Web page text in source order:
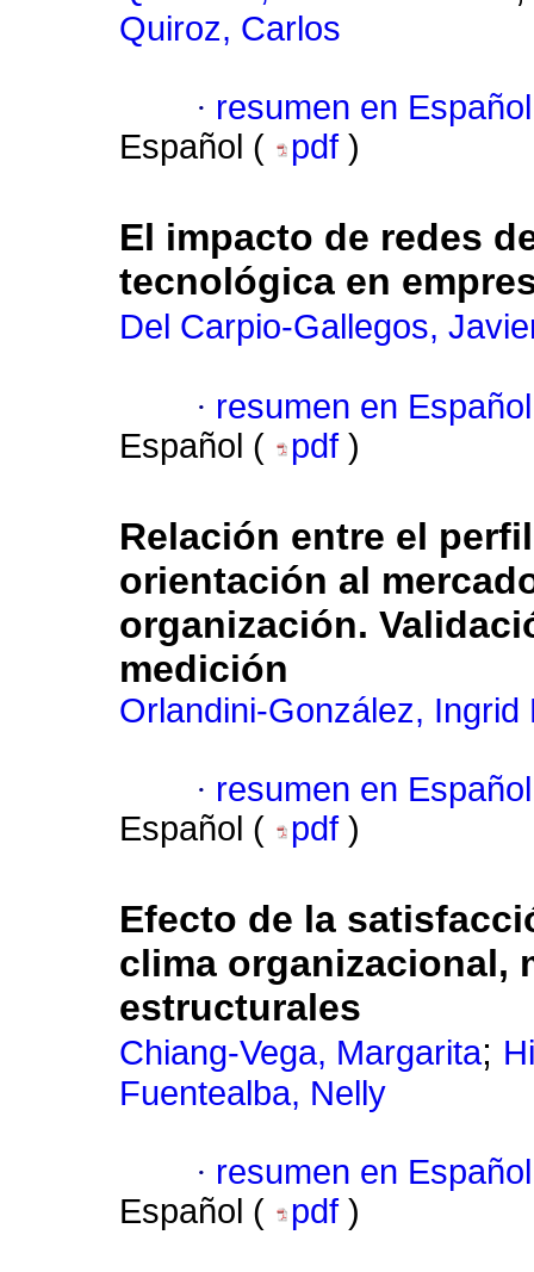
Quiroz, Carlos
· resumen en Español
Español (
pdf )
El impacto de redes
tecnológica en
Del Carpio-Gallegos,
· resumen en Español
Español (
pdf )
Relación entre el
orientación al
organización.
medición
Orlandini-González, Ingrid
· resumen en Español
Español (
pdf )
Efecto de la
clima organizacional,
estructurales
Chiang-Vega, Margarita;
Fuentealba, Nelly
· resumen en Español
Español (
pdf )